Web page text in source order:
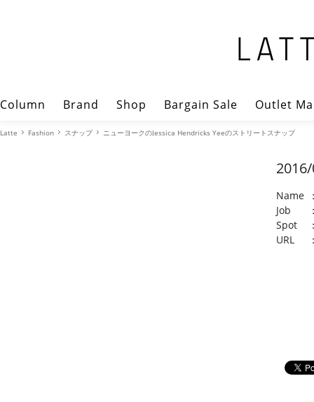
Column Brand Shop Bargain Sale Outlet
Latte Fashion スナップ ニューヨークのJessica Hendricks Yeeのストリートスナップ
Name
Job
Spot
URL